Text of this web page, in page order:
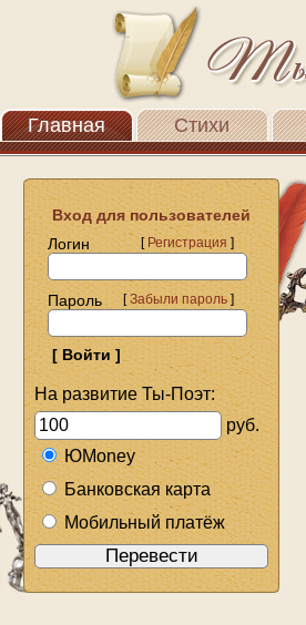
Главная Стихи
Вход для пользователей
Логин
[Регистрация]
Пароль [Забыли пароль]
На развитие Ты-Поэт:
руб.
ЮMoney
Банковская карта
Мобильный платёж